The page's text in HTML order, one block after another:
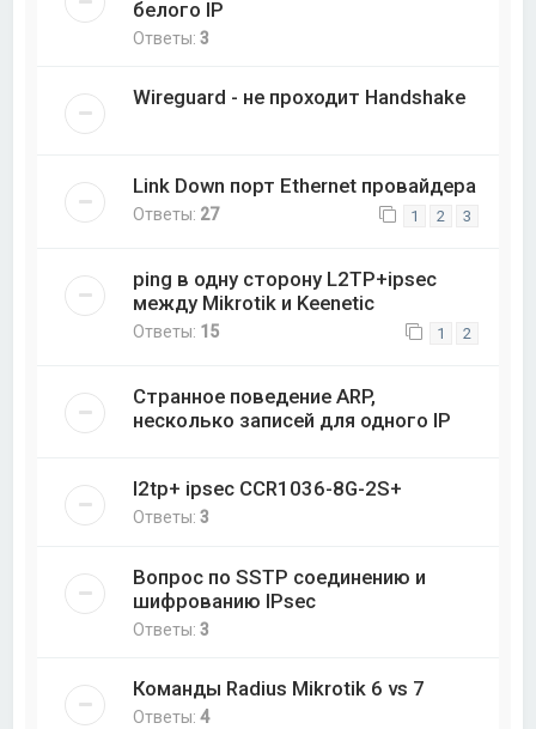
белого IP
Ответы:3
Wireguard - не проходит Handshake
Link Down порт Ethernet провайдера
Ответы: 27 1 2 3
ping в одну сторону L2TP+ipsec
между Mikrotik и Keenetic
Ответы: 15 1 2
Странное поведение ARP,
несколько записей для одного IP
l2tp+ ipsec CCR1036-8G-2S+
Ответы:3
Вопрос по SSTP соединению и
шифрованию IPsec
Ответы:3
Команды Radius Mikrotik 6 vs 7
Ответы:4